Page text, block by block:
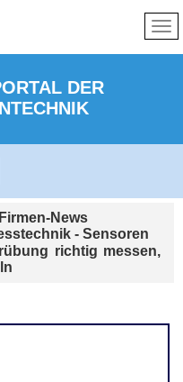
DER
Firmen-News
- Sensoren
richtig messen,